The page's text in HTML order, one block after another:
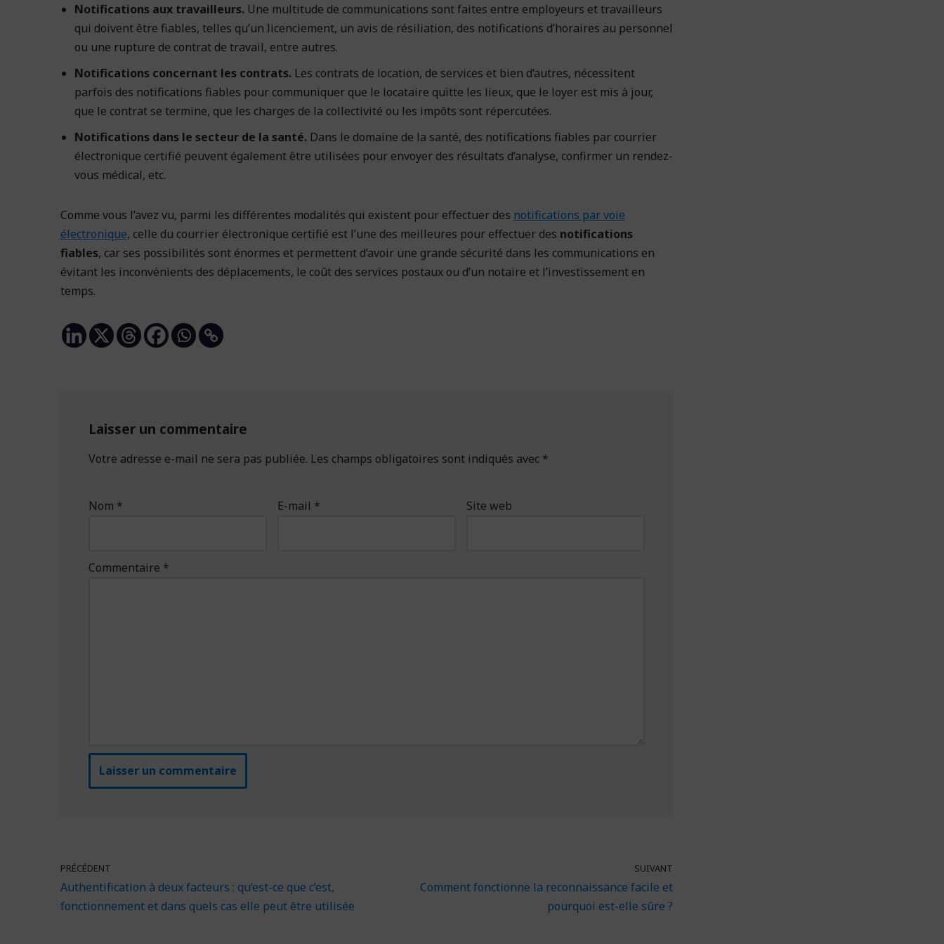
Notifications aux travailleurs.Une multitude de communications sont faites entre employeurs et travailleurs
qui doivent être fiables, telles qu’un licenciement, un avis de résiliation, des notifications d’horaires au personnel
ou une rupture de contrat de travail, entre autres.
Notifications concernant les contrats.Les contrats de location, de services et bien d’autres, nécessitent
parfois des notifications fiables pour communiquer que le locataire quitte les lieux, que le loyer est mis à jour,
que le contrat se termine, que les charges de la collectivité ou les impôts sont répercutées.
Notifications dans le secteur de la santé.Dans le domaine de la santé, des notifications fiables par courrier
électronique certifié peuvent également être utilisées pour envoyer des résultats d’analyse, confirmer un rendez-
vous médical, etc.
Comme vous l’avez vu, parmi les différentes modalités qui existent pour effectuer des notifications par voie
électronique, celle du courrier électronique certifié est l’une des meilleures pour effectuer des notifications
fiables, car ses possibilités sont énormes et permettent d’avoir une grande sécurité dans les communications en
évitant les inconvénients des déplacements, le coût des services postaux ou d’un notaire et l’investissement en
temps.
Laisser un commentaire
Votre adresse e-mail ne sera pas publiée. Les champs obligatoires sont indiqués avec *
Nom * E-mail * Site web
Commentaire *
PRÉCÉDENT
Authentification à deux facteurs : qu’est-ce que c’est,
fonctionnement et dans quels cas elle peut être utilisée
SUIVANT
Comment fonctionne la reconnaissance facile et
pourquoi est-elle sûre ?